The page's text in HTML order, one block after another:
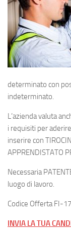
determinato con
indeterminato.
L’azienda valuta
i requisiti per
inserire con
APPRENDISTATO
Necessaria
luogo di lavoro.
Codice Offerta FI-
INVIA LA TUA